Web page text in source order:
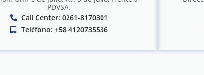
PDVSA.
Call Center: 0261-8170301
Teléfono: +58 4120735536